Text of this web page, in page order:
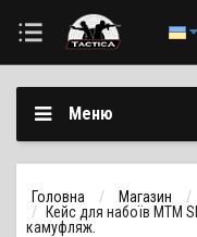
Меню
Головна Магазин
Кейс для набоїв MTM
камуфляж.